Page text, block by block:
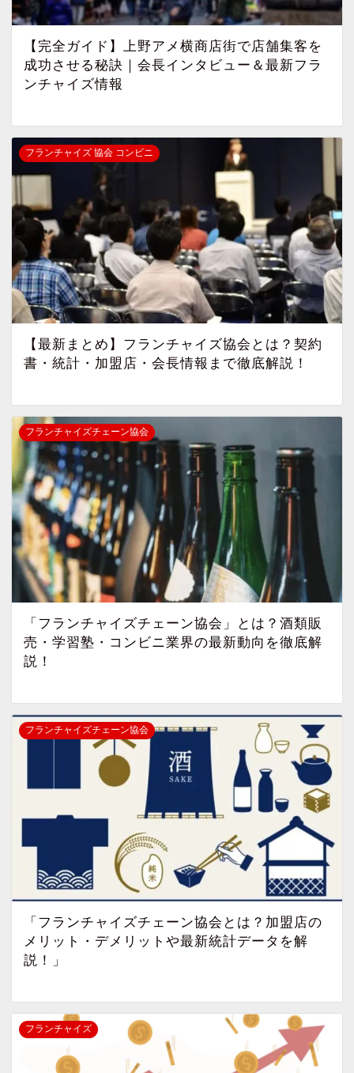
【完全ガイド】上野アメ横商店街で店舗集客を
成功させる秘訣｜会長インタビュー＆最新フラ
ンチャイズ情報
フランチャイズ 協会 コンビニ
【最新まとめ】フランチャイズ協会とは？契約
書・統計・加盟店・会長情報まで徹底解説！
フランチャイズチェーン協会
「フランチャイズチェーン協会」とは？酒類販
売・学習塾・コンビニ業界の最新動向を徹底解
説！
フランチャイズチェーン協会
「フランチャイズチェーン協会とは？加盟店の
メリット・デメリットや最新統計データを解
説！」
フランチャイズ